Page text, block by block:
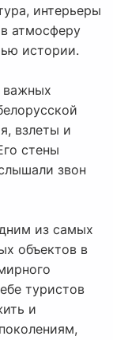
интерьеры
атмосферу
истории.
важных
взлеты и
стены
звон
из самых
объектов в
туристов
и